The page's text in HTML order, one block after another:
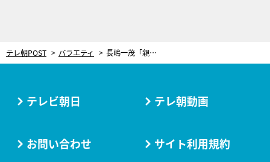
テレ朝POST バラエティ 長嶋一茂「親を追い越すなんてナンセンス！」“重みのある発言”に、高嶋ちさ子も思わず納得
テレビ朝日 テレ朝動画
お問い合わせ サイト利用規約